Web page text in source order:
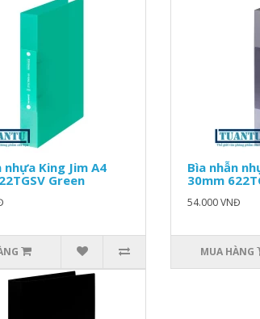
nhựa King Jim A4
Green
Bìa nhẫn
30mm
54.000 VNĐ
MUA HÀNG